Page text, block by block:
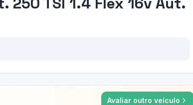
Avaliar outro veículo